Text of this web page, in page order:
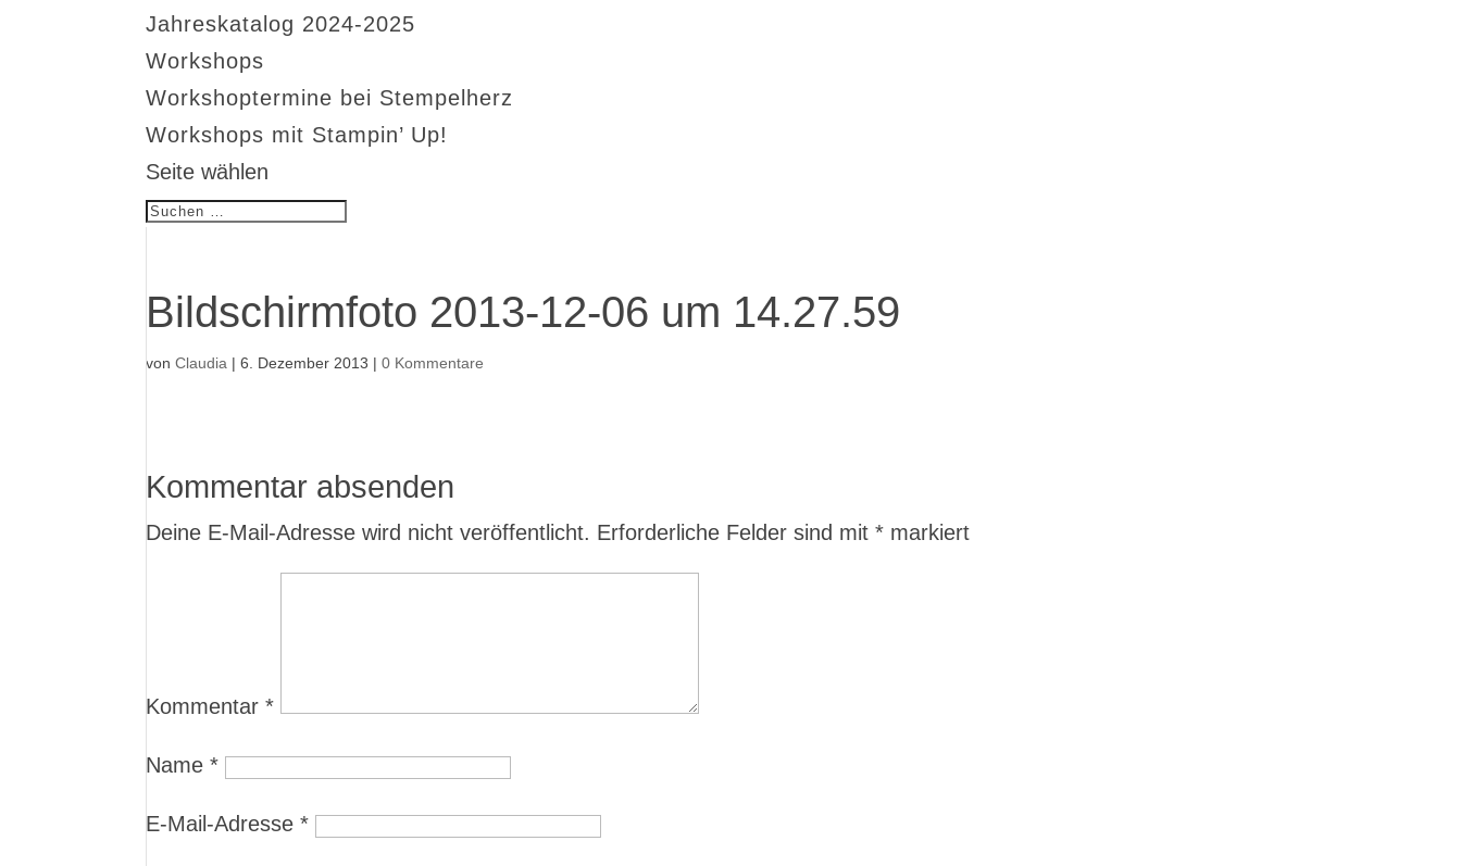
Jahreskatalog 2024-2025
Workshops
Workshoptermine bei Stempelherz
Workshops mit Stampin’ Up!
Seite wählen
Bildschirmfoto 2013-12-06 um 14.27.59
vonClaudia |6. Dezember 2013 |0 Kommentare
Kommentar absenden
Deine E-Mail-Adresse wird nicht veröffentlicht. Erforderliche Felder sind mit* markiert
Kommentar*
Name*
E-Mail-Adresse*